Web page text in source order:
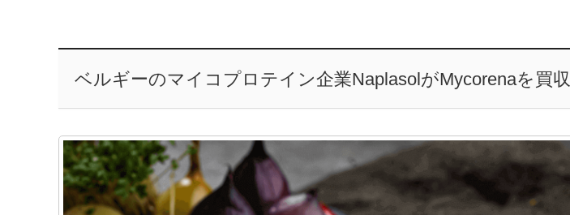
ベルギーのマイコプロテイン企業NaplasolがMycorenaを買収